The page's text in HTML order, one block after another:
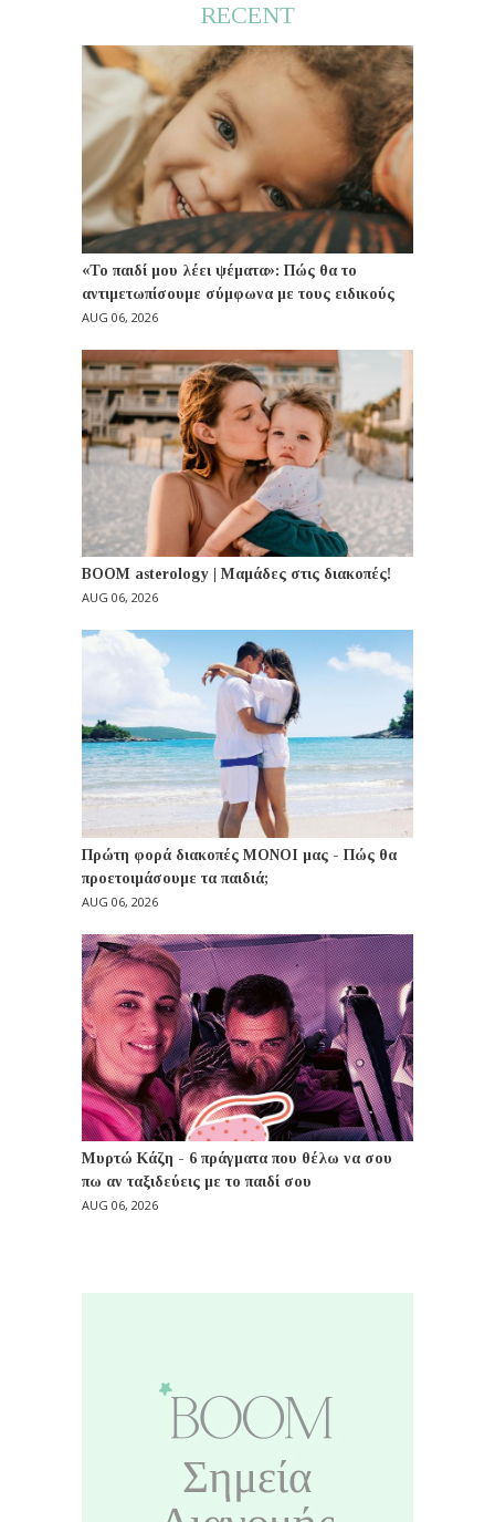
RECENT
«Το παιδί μου λέει ψέματα»: Πώς θα το
αντιμετωπίσουμε σύμφωνα με τους ειδικούς
AUG 06, 2026
BOOM asterology | Μαμάδες στις διακοπές!
AUG 06, 2026
Πρώτη φορά διακοπές ΜΟΝΟΙ μας - Πώς θα
προετοιμάσουμε τα παιδιά;
AUG 06, 2026
Μυρτώ Κάζη - 6 πράγματα που θέλω να σου
πω αν ταξιδεύεις με το παιδί σου
AUG 06, 2026